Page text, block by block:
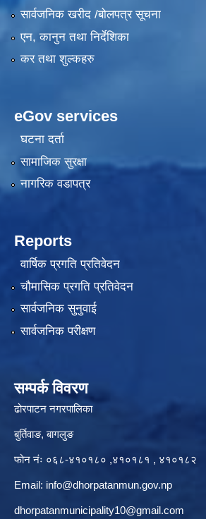
सार्वजनिक खरीद /बोलपत्र सूचना
एन, कानुन तथा निर्देशिका
कर तथा शुल्कहरु
eGov services
घटना दर्ता
सामाजिक सुरक्षा
नागरिक वडापत्र
Reports
वार्षिक प्रगति प्रतिवेदन
चौमासिक प्रगति प्रतिवेदन
सार्वजनिक सुनुवाई
सार्वजनिक परीक्षण
सम्पर्क विवरण
ढोरपाटन नगरपालिका
बुर्तिवाङ, बागलुङ
फोन नंः ०६८-४१०१८० ,४१०१८१ , ४१०१८२
Email: info@dhorpatanmun.gov.np
dhorpatanmunicipality10@gmail.com